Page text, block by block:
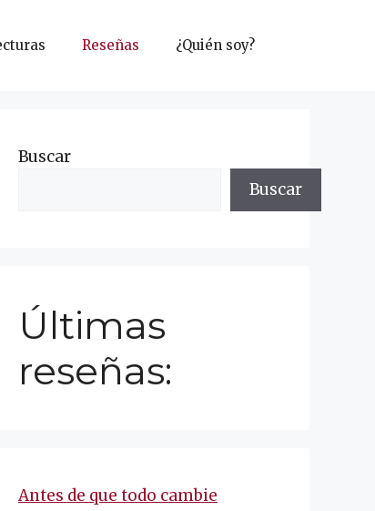
Reseñas ¿Quién soy?
Buscar
Buscar
Últimas
reseñas:
Antes de que todo cambie